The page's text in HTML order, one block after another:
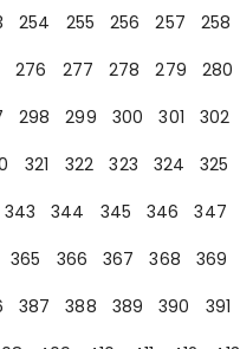
254 255 256 257 258
276 277 278 279 280
298 299 300 301 302
321 322 323 324 325
343 344 345 346 347
365 366 367 368 369
387 388 389 390 391